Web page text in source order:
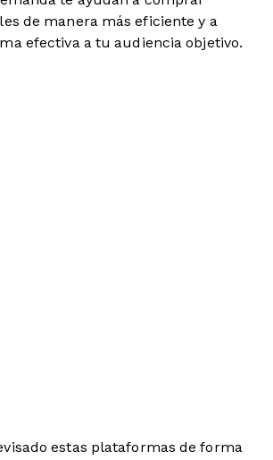
de manera más eficiente y a
efectiva a tu audiencia objetivo.
estas plataformas de forma